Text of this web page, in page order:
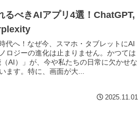
るべきAIアプリ4選！ChatGPT,
代へ！なぜ今、スマホ・タブレットにAI
ロジーの進化は止まりません。かつては
AI）」が、今や私たちの日常に欠かせな
ます。特に、画面が大...
2025.11.01